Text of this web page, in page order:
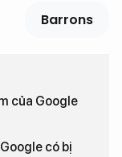
Barrons
của Google
có bị